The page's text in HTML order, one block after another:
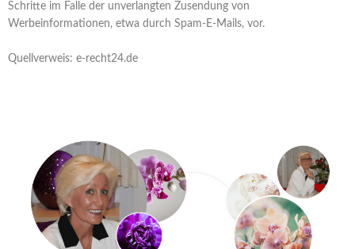
Schritte im Falle der unverlangten Zusendung von
Werbeinformationen, etwa durch Spam-E-Mails, vor.
Quellverweis: e-recht24.de